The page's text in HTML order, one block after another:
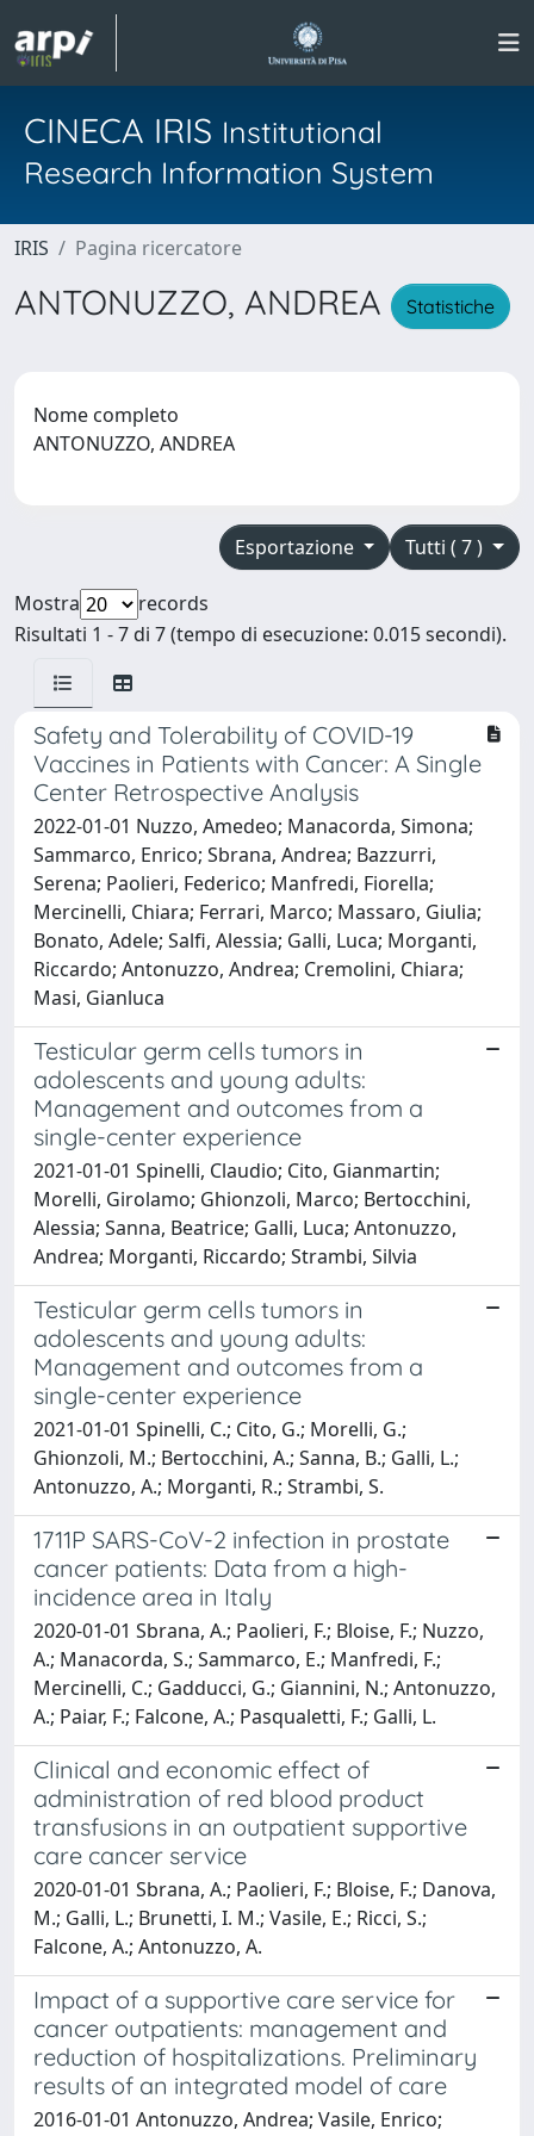
CINECA IRIS Institutional
Research Information System
IRIS Pagina ricercatore
ANTONUZZO, ANDREA Statistiche
Nome completo
ANTONUZZO, ANDREA
Tutti ( 7 )
Esportazione
Mostra
records
Risultati 1 - 7 di 7 (tempo di esecuzione: 0.015 secondi).
Safety and Tolerability of COVID-19
Vaccines in Patients with Cancer: A Single
Center Retrospective Analysis
2022-01-01 Nuzzo, Amedeo; Manacorda, Simona;
Sammarco, Enrico; Sbrana, Andrea; Bazzurri,
Serena; Paolieri, Federico; Manfredi, Fiorella;
Mercinelli, Chiara; Ferrari, Marco; Massaro, Giulia;
Bonato, Adele; Salfi, Alessia; Galli, Luca; Morganti,
Riccardo; Antonuzzo, Andrea; Cremolini, Chiara;
Masi, Gianluca
Testicular germ cells tumors in
adolescents and young adults:
Management and outcomes from a
single-center experience
2021-01-01 Spinelli, Claudio; Cito, Gianmartin;
Morelli, Girolamo; Ghionzoli, Marco; Bertocchini,
Alessia; Sanna, Beatrice; Galli, Luca; Antonuzzo,
Andrea; Morganti, Riccardo; Strambi, Silvia
Testicular germ cells tumors in
adolescents and young adults:
Management and outcomes from a
single-center experience
2021-01-01 Spinelli, C.; Cito, G.; Morelli, G.;
Ghionzoli, M.; Bertocchini, A.; Sanna, B.; Galli, L.;
Antonuzzo, A.; Morganti, R.; Strambi, S.
1711P SARS-CoV-2 infection in prostate
cancer patients: Data from a high-
incidence area in Italy
2020-01-01 Sbrana, A.; Paolieri, F.; Bloise, F.; Nuzzo,
A.; Manacorda, S.; Sammarco, E.; Manfredi, F.;
Mercinelli, C.; Gadducci, G.; Giannini, N.; Antonuzzo,
A.; Paiar, F.; Falcone, A.; Pasqualetti, F.; Galli, L.
Clinical and economic effect of
administration of red blood product
transfusions in an outpatient supportive
care cancer service
2020-01-01 Sbrana, A.; Paolieri, F.; Bloise, F.; Danova,
M.; Galli, L.; Brunetti, I. M.; Vasile, E.; Ricci, S.;
Falcone, A.; Antonuzzo, A.
Impact of a supportive care service for
cancer outpatients: management and
reduction of hospitalizations. Preliminary
results of an integrated model of care
2016-01-01 Antonuzzo, Andrea; Vasile, Enrico;